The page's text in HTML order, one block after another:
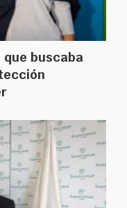
buscaba